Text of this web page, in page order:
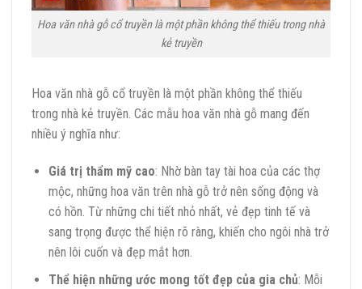
Hoa văn nhà gỗ cổ truyền là một phần không thể thiếu trong nhà
kẻ truyền
Hoa văn nhà gỗ cổ truyền là một phần không thể thiếu
trong nhà kẻ truyền. Các mẫu hoa văn nhà gỗ mang đến
nhiều ý nghĩa như:
Giá trị thẩm mỹ cao: Nhờ bàn tay tài hoa của các thợ
mộc, những hoa văn trên nhà gỗ trở nên sống động và
có hồn. Từ những chi tiết nhỏ nhất, vẻ đẹp tinh tế và
sang trọng được thể hiện rõ ràng, khiến cho ngôi nhà trở
nên lôi cuốn và đẹp mắt hơn.
Thể hiện những ước mong tốt đẹp của gia chủ: Mỗi